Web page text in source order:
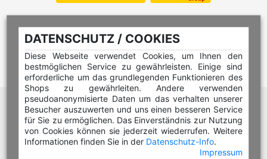
DATENSCHUTZ / COOKIES
Diese Webseite verwendet Cookies, um Ihnen den
bestmöglichen Service zu gewährleisten. Einige sind
erforderliche um das grundlegenden Funktionieren des
Shops zu gewährleiten. Andere verwenden
pseudoanonymisierte Daten um das verhalten unserer
Besucher auszuwerten und uns einen besseren Service
für Sie zu ermöglichen. Das Einverständnis zur Nutzung
von Cookies können sie jederzeit wiederrufen. Weitere
Informationen finden Sie in der Datenschutz-Info.
Impressum
Hilfe Editor
Hilfe Multicolorstempel
Hilfe Rundstempel